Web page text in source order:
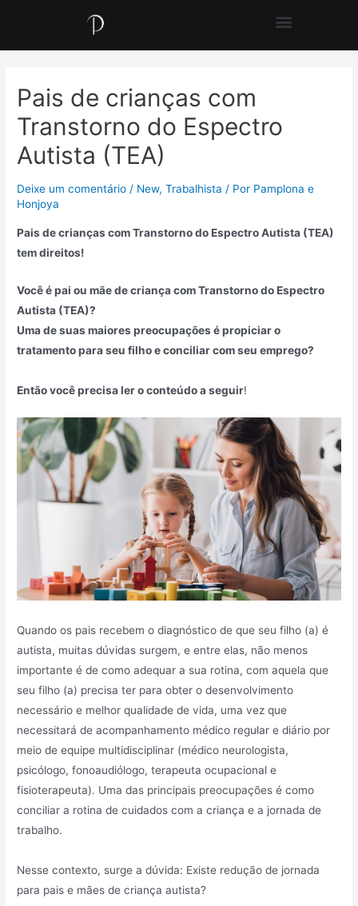
Pais de crianças com
Transtorno do Espectro
Autista (TEA)
Deixe um comentário / New,Trabalhista / Por Pamplona e
Honjoya
Pais de crianças com Transtorno do Espectro Autista (TEA)
tem direitos!
Você é pai ou mãe de criança com Transtorno do Espectro
Autista (TEA)?
Uma de suas maiores preocupações é propiciar o
tratamento para seu filho e conciliar com seu emprego?
Então você precisa ler o conteúdo a seguir!
Quando os pais recebem o diagnóstico de que seu filho (a) é
autista, muitas dúvidas surgem, e entre elas, não menos
importante é de como adequar a sua rotina, com aquela que
seu filho (a) precisa ter para obter o desenvolvimento
necessário e melhor qualidade de vida, uma vez que
necessitará de acompanhamento médico regular e diário por
meio de equipe multidisciplinar (médico neurologista,
psicólogo, fonoaudiólogo, terapeuta ocupacional e
fisioterapeuta). Uma das principais preocupações é como
conciliar a rotina de cuidados com a criança e a jornada de
trabalho.
Nesse contexto, surge a dúvida: Existe redução de jornada
para pais e mães de criança autista?